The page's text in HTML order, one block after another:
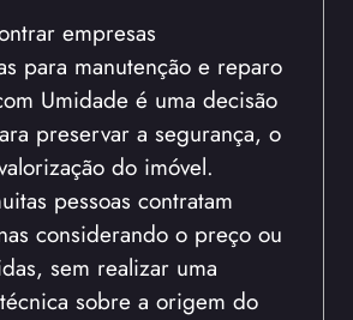
empresas
para manutenção e reparo
Umidade é uma decisão
preservar a segurança, o
do imóvel.
pessoas contratam
considerando o preço ou
sem realizar uma
sobre a origem do